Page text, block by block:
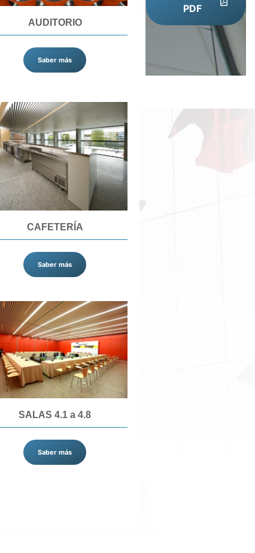
AUDITORIO
Saber más
CAFETERÍA
Saber más
SALAS 4.1 a 4.8
Saber más
PDF